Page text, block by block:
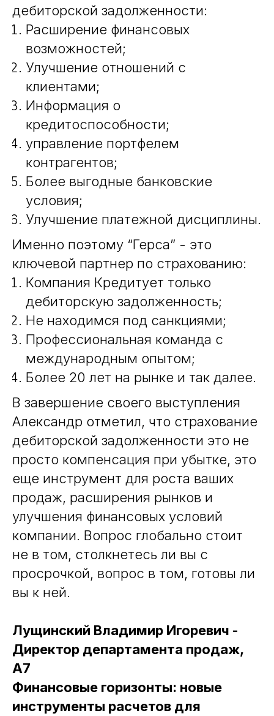
дебиторской задолженности:
Расширение финансовых
возможностей;
Улучшение отношений с
клиентами;
Информация о
кредитоспособности;
управление портфелем
контрагентов;
Более выгодные банковские
условия;
Улучшение платежной дисциплины.
Именно поэтому “Герса” - это
ключевой партнер по страхованию:
Компания Кредитует только
дебиторскую задолженность;
Не находимся под санкциями;
Профессиональная команда с
международным опытом;
Более 20 лет на рынке и так далее.
В завершение своего выступления
Александр отметил, что страхование
дебиторской задолженности это не
просто компенсация при убытке, это
еще инструмент для роста ваших
продаж, расширения рынков и
улучшения финансовых условий
компании. Вопрос глобально стоит
не в том, столкнетесь ли вы с
просрочкой, вопрос в том, готовы ли
вы к ней.
Лущинский Владимир Игоревич -
Директор департамента продаж,
А7
Финансовые горизонты: новые
инструменты расчетов для